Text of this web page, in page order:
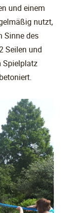
und einem
nutzt,
Sinne des
Seilen und
Spielplatz